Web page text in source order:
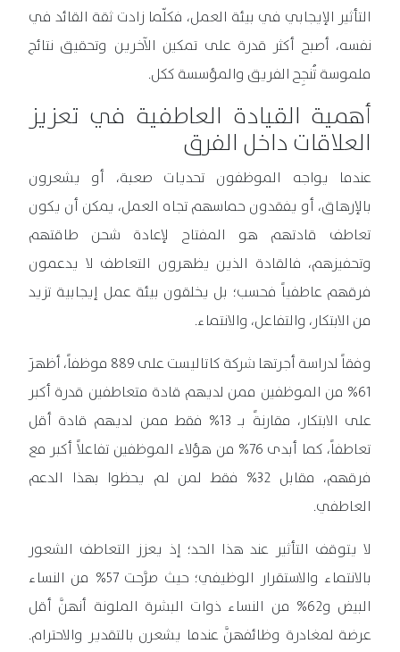
التأثير الإيجابي في بيئة العمل، فكلّما زادت ثقة القائد في
نفسه، أصبح أكثر قدرة على تمكين الآخرين وتحقيق نتائج
ملموسة تُنجِح الفريق والمؤسسة ككل.
أهمية القيادة العاطفية في تعزيز
العلاقات داخل الفرق
عندما يواجه الموظفون تحديات صعبة، أو يشعرون
بالإرهاق، أو يفقدون حماسهم تجاه العمل، يمكن أن يكون
تعاطف قادتهم هو المفتاح لإعادة شحن طاقتهم
وتحفيزهم، فالقادة الذين يظهرون التعاطف لا يدعمون
فرقهم عاطفياً فحسب؛ بل يخلقون بيئة عمل إيجابية تزيد
من الابتكار، والتفاعل، والانتماء.
وفقاً لدراسة أجرتها شركة كاتاليست على 889 موظفاً، أظهرَ
61% من الموظفين ممن لديهم قادة متعاطفين قدرة أكبر
على الابتكار، مقارنةً بـ 13% فقط ممن لديهم قادة أقل
تعاطفاً، كما أبدى 76% من هؤلاء الموظفين تفاعلاً أكبر مع
فرقهم، مقابل 32% فقط لمن لم يحظوا بهذا الدعم
العاطفي.
لا يتوقف التأثير عند هذا الحد؛ إذ يعزز التعاطف الشعور
بالانتماء والاستقرار الوظيفي؛ حيث صرَّحت 57% من النساء
البيض و62% من النساء ذوات البشرة الملونة أنهنَّ أقل
عرضة لمغادرة وظائفهنَّ عندما يشعرن بالتقدير والاحترام.